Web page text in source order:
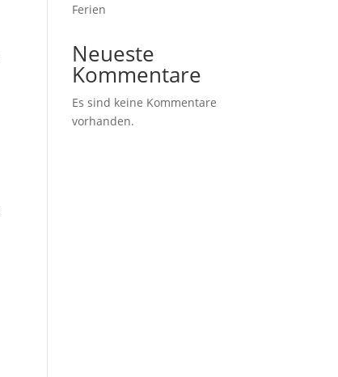
Ferien
Neueste
Kommentare
Es sind keine Kommentare
vorhanden.